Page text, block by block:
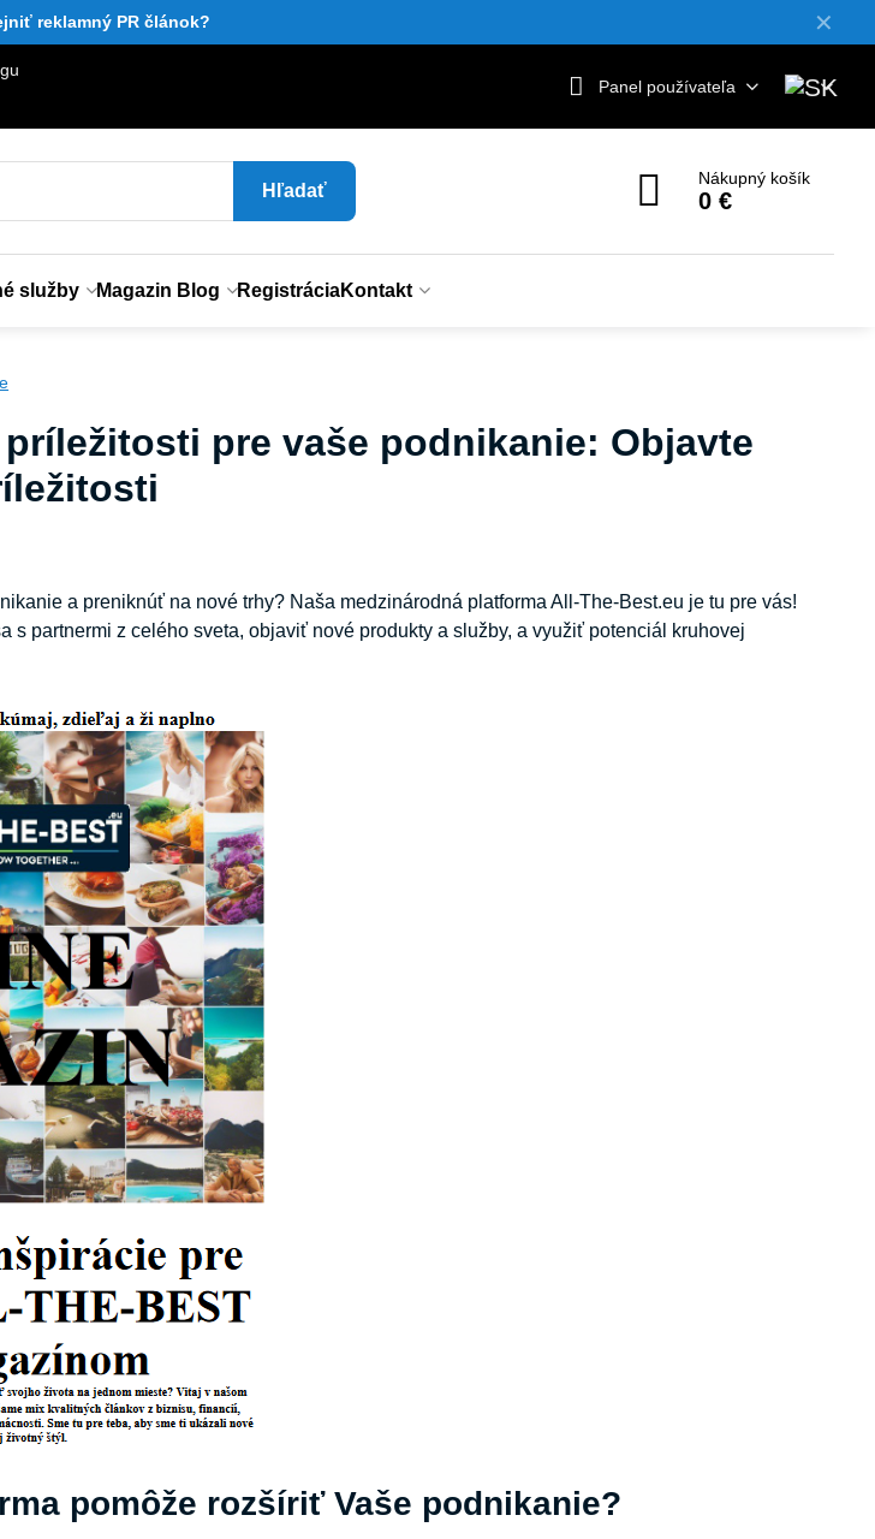
✕
reklamný PR článok?
Panel používateľa
Hľadať
Nákupný košík
0 €
služby Magazin Blog RegistráciaKontakt
pre vaše podnikanie: Objavte
a preniknúť na nové trhy? Naša medzinárodná platforma All-The-Best.eu je tu pre vás!
s partnermi z celého sveta, objaviť nové produkty a služby, a využiť potenciál kruhovej
pomôže rozšíriť Vaše podnikanie?